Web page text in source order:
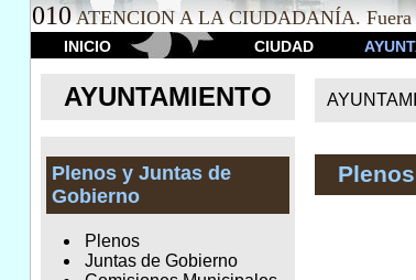
010 ATENCION A LA CIUDADANÍA. Fuera
INICIO CIUDAD
AYUNTAMIENTO
Plenos y Juntas de
Gobierno
Plenos
Juntas de Gobierno